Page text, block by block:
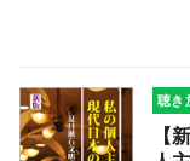
聴き
【